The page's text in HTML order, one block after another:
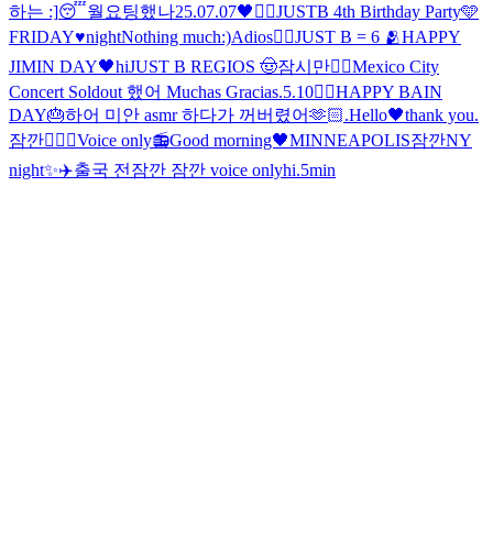
하는 :]😴월요팅했나25.07.07🖤 ✌🏻JUSTB 4th Birthday Party🩵
FRIDAY♥nightNothing much:)Adios🖐🏻JUST B = 6 🫂HAPPY
JIMIN DAY🖤hiJUST B REGIOS 🤠잠시만🖐🏻Mexico City
Concert Soldout 했어 Muchas Gracias.5.10🖐🏻HAPPY BAIN
DAY🎂하어 미안 asmr 하다가 꺼버렸어🫶🏻.Hello🖤thank you.
잠깐🖐🏻 🖤Voice only📻Good morning🖤MINNEAPOLIS잠깐NY
night✨✈️출국 전 잠깐 잠깐 voice onlyhi.5min